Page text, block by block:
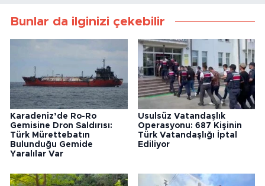
Bunlar da ilginizi çekebilir
Karadeniz’de Ro-Ro
Gemisine Dron Saldırısı:
Türk Mürettebatın
Bulunduğu Gemide
Yaralılar Var
Usulsüz Vatandaşlık
Operasyonu: 687 Kişinin
Türk Vatandaşlığı İptal
Ediliyor